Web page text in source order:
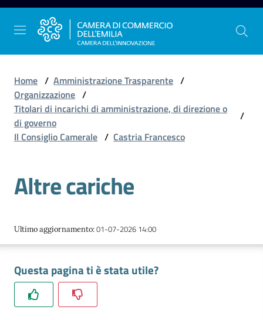
Vai al contenuto
Vai alla navigazione
Vai al footer
La
Camera
dell'Emilia
Gestire
l'impresa
e
territorio
Home / Amministrazione Trasparente /
Organizzazione /
Titolari di incarichi di amministrazione, di direzione o
di governo
/
Il Consiglio Camerale / Castria Francesco
Altre cariche
Ultimo aggiornamento:01-07-2026 14:00
Questa pagina ti è stata utile?